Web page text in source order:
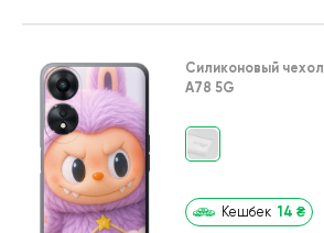
Силиконовый чехол
A78 5G
Кешбек 14 ₴